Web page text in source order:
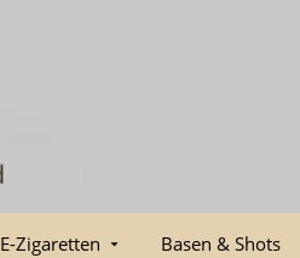
E-Zigaretten Basen & Shots